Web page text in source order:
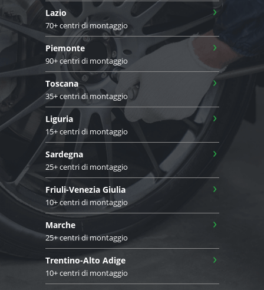
Lazio
70+ centri di montaggio
›
Piemonte
90+ centri di montaggio
›
Toscana
35+ centri di montaggio
›
Liguria
15+ centri di montaggio
›
Sardegna
25+ centri di montaggio
›
Friuli-Venezia Giulia
10+ centri di montaggio
›
Marche
25+ centri di montaggio
›
Trentino-Alto Adige
10+ centri di montaggio
›